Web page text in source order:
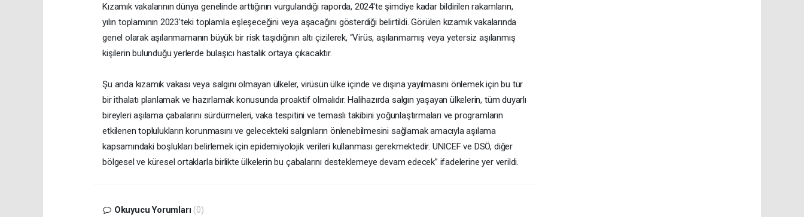
Kızamık vakalarının dünya genelinde arttığının vurgulandığı raporda, 2024'te şimdiye kadar bildirilen rakamların,
yılın toplamının 2023'teki toplamla eşleşeceğini veya aşacağını gösterdiği belirtildi. Görülen kızamık vakalarında
genel olarak aşılanmamanın büyük bir risk taşıdığının altı çizilerek, “Virüs, aşılanmamış veya yetersiz aşılanmış
kişilerin bulunduğu yerlerde bulaşıcı hastalık ortaya çıkacaktır.
Şu anda kızamık vakası veya salgını olmayan ülkeler, virüsün ülke içinde ve dışına yayılmasını önlemek için bu tür
bir ithalatı planlamak ve hazırlamak konusunda proaktif olmalıdır. Halihazırda salgın yaşayan ülkelerin, tüm duyarlı
bireyleri aşılama çabalarını sürdürmeleri, vaka tespitini ve temaslı takibini yoğunlaştırmaları ve programların
etkilenen toplulukların korunmasını ve gelecekteki salgınların önlenebilmesini sağlamak amacıyla aşılama
kapsamındaki boşlukları belirlemek için epidemiyolojik verileri kullanması gerekmektedir. UNICEF ve DSÖ, diğer
bölgesel ve küresel ortaklarla birlikte ülkelerin bu çabalarını desteklemeye devam edecek” ifadelerine yer verildi.
Okuyucu Yorumları (0)